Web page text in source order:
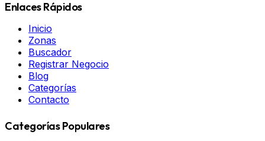
Enlaces Rápidos
Inicio
Zonas
Buscador
Registrar Negocio
Blog
Categorías
Contacto
Categorías Populares